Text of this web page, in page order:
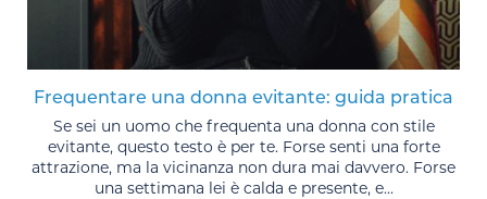
Frequentare una donna evitante: guida pratica
Se sei un uomo che frequenta una donna con stile
evitante, questo testo è per te. Forse senti una forte
attrazione, ma la vicinanza non dura mai davvero. Forse
una settimana lei è calda e presente, e...